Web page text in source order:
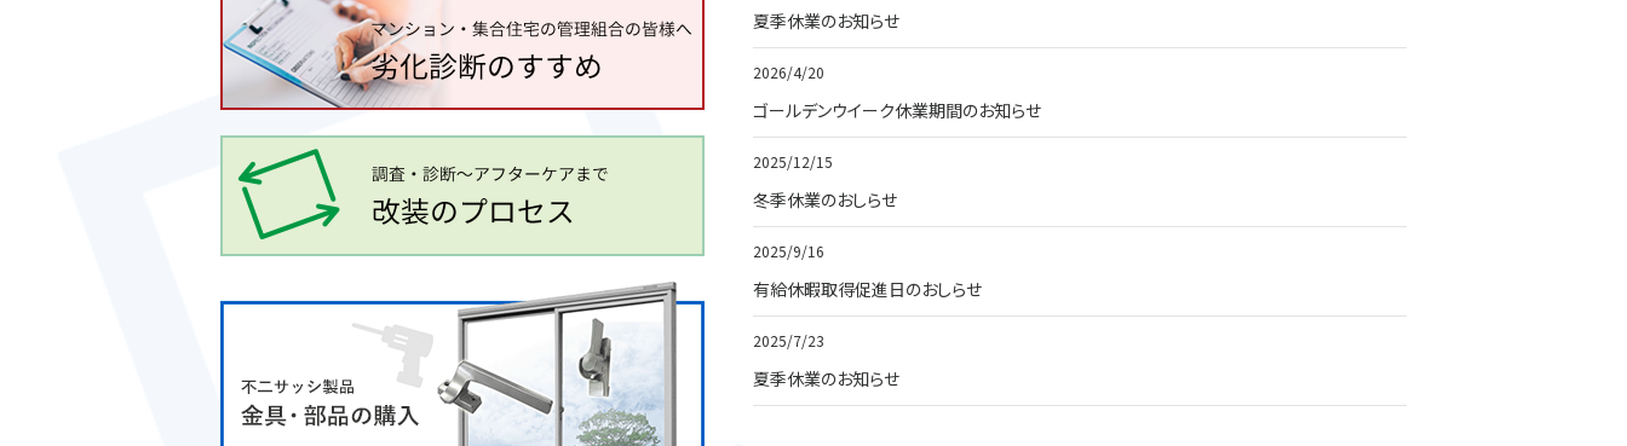
夏季休業のお知らせ
2026/4/20
ゴールデンウイーク休業期間のお知らせ
2025/12/15
冬季休業のおしらせ
2025/9/16
有給休暇取得促進日のおしらせ
2025/7/23
夏季休業のお知らせ